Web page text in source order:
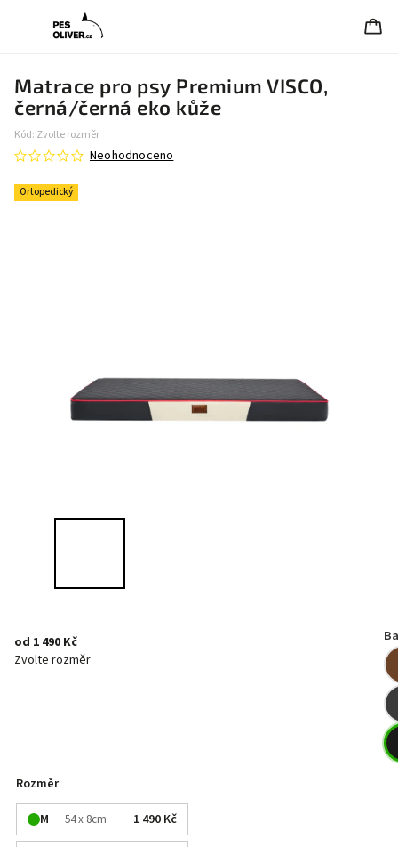
Matrace pro psy Premium VISCO,
černá/černá eko kůže
Kód: Zvolte rozměr
Ortopedický
Neohodnoceno
od 1 490 Kč
Zvolte rozměr
Rozměr
M
54 x 8cm 1 490 Kč